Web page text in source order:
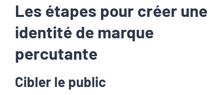
Les étapes pour créer une
identité de marque
percutante
Cibler le public